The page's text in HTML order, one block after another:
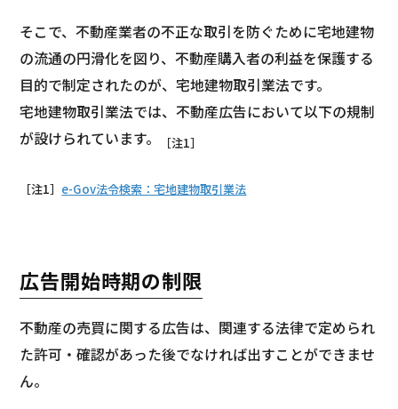
そこで、不動産業者の不正な取引を防ぐために宅地建物
の流通の円滑化を図り、不動産購入者の利益を保護する
目的で制定されたのが、宅地建物取引業法です。
宅地建物取引業法では、不動産広告において以下の規制
が設けられています。
［注1］
［注1］ e-Gov法令検索：宅地建物取引業法
広告開始時期の制限
不動産の売買に関する広告は、関連する法律で定められ
た許可・確認があった後でなければ出すことができませ
ん。